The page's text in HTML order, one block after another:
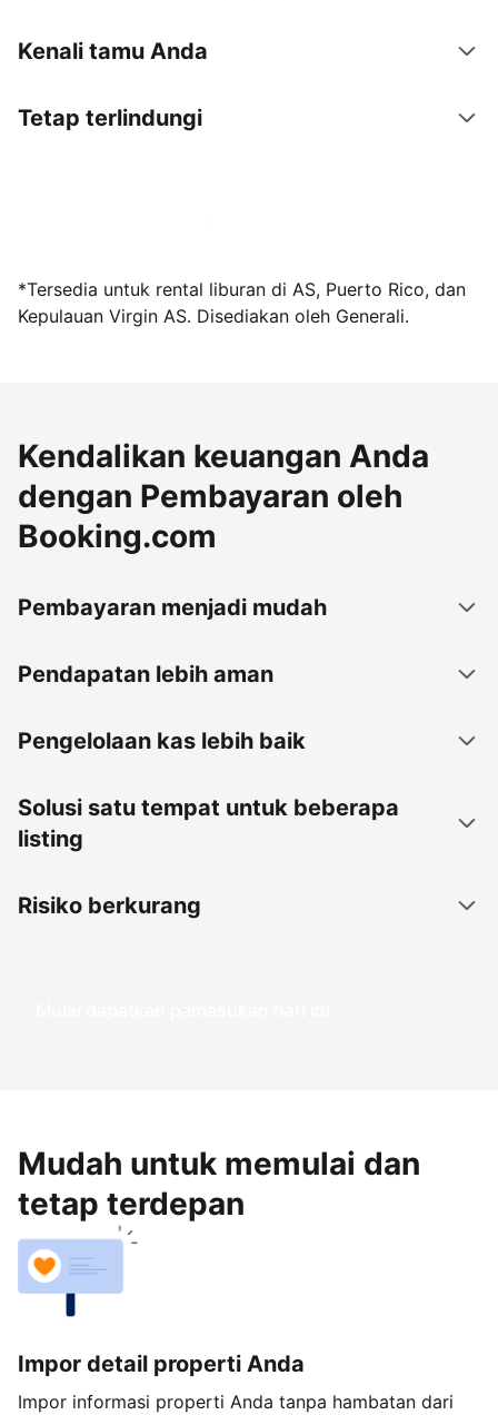
Kenali tamu Anda
Tetap terlindungi
Jadi tuan rumah bersama kami sekarang
*Tersedia untuk rental liburan di AS, Puerto Rico, dan
Kepulauan Virgin AS. Disediakan oleh Generali.
Kendalikan keuangan Anda
dengan Pembayaran oleh
Booking.com
Pembayaran menjadi mudah
Pendapatan lebih aman
Pengelolaan kas lebih baik
Solusi satu tempat untuk beberapa
listing
Risiko berkurang
Mulai dapatkan pemasukan hari ini
Mudah untuk memulai dan
tetap terdepan
Impor detail properti Anda
Impor informasi properti Anda tanpa hambatan dari